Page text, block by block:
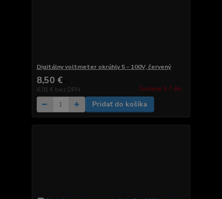
Digitálny voltmeter okrúhly 5 - 100V, červený
8,50 €
6,91 € bez DPH Zvyčajne 2-7 dni.
Pridať do košíka